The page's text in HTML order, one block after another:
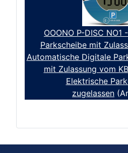
OOONO P-DISC
Parkscheibe mit
Automatische Digitale
mit Zulassung vom
Elektrische
zugelassen